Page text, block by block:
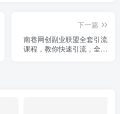
下一篇
南巷网创副业联盟全套引流
课程，教你快速引流，全网